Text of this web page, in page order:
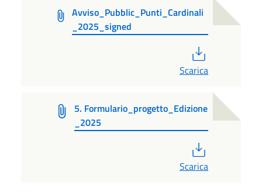
Avviso_Pubblic_Punti_Cardinali
_2025_signed
Scarica
5. Formulario_progetto_Edizione
_2025
Scarica